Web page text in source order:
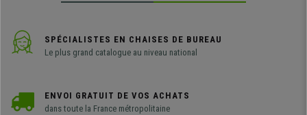
SPÉCIALISTES EN CHAISES DE BUREAU
Le plus grand catalogue au niveau national
ENVOI GRATUIT DE VOS ACHATS
dans toute la France métropolitaine